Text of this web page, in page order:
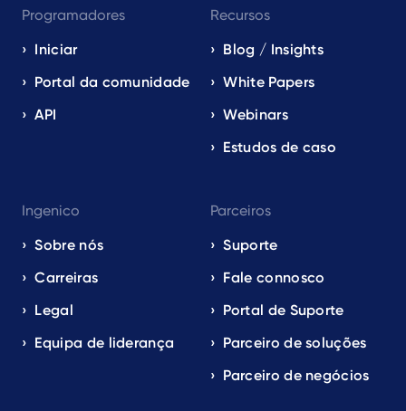
Programadores
Iniciar
Portal da comunidade
API
Recursos
Blog / Insights
White Papers
Webinars
Estudos de caso
Ingenico
Sobre nós
Carreiras
Legal
Equipa de liderança
Parceiros
Suporte
Fale connosco
Portal de Suporte
Parceiro de soluções
Parceiro de negócios